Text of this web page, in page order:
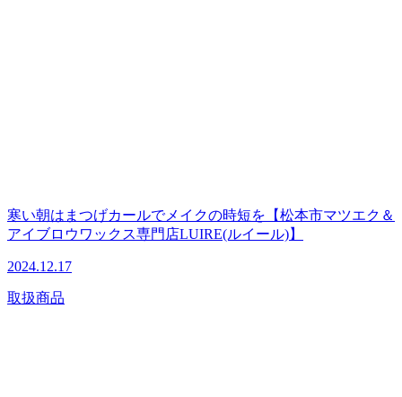
寒い朝はまつげカールでメイクの時短を【松本市マツエク＆
アイブロウワックス専門店LUIRE(ルイール)】
2024.12.17
取扱商品